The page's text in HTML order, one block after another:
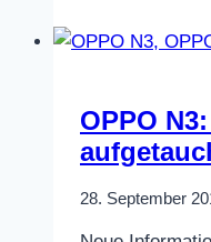
OPPO
28. September